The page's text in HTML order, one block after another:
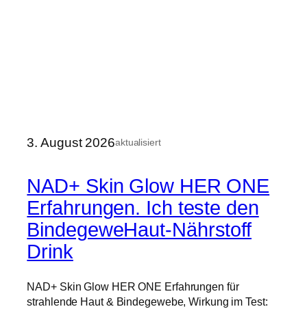
3. August 2026aktualisiert
NAD+ Skin Glow HER ONE
Erfahrungen. Ich teste den
BindegeweHaut-Nährstoff
Drink
NAD+ Skin Glow HER ONE Erfahrungen für
strahlende Haut & Bindegewebe, Wirkung im Test: